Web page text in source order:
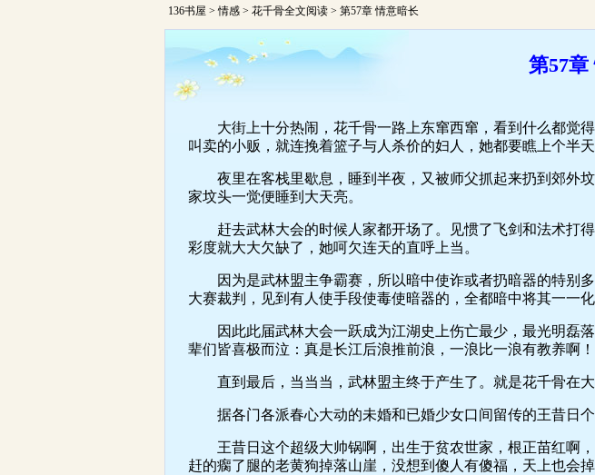
136书屋 >情感 > 花千骨全文阅读 > 第57章 情意暗长
第57章
大街上十分热闹，花千骨一路上东窜西窜，看到什么都觉得
叫卖的小贩，就连挽着篮子与人杀价的妇人，她都要瞧上个半天
夜里在客栈里歇息，睡到半夜，又被师父抓起来扔到郊外坟
家坟头一觉便睡到大天亮。
赶去武林大会的时候人家都开场了。见惯了飞剑和法术打得
彩度就大大欠缺了，她呵欠连天的直呼上当。
因为是武林盟主争霸赛，所以暗中使诈或者扔暗器的特别多
大赛裁判，见到有人使手段使毒使暗器的，全都暗中将其一一化
因此此届武林大会一跃成为江湖史上伤亡最少，最光明磊落
辈们皆喜极而泣：真是长江后浪推前浪，一浪比一浪有教养啊！
直到最后，当当当，武林盟主终于产生了。就是花千骨在大
据各门各派春心大动的未婚和已婚少女口间留传的王昔日个
王昔日这个超级大帅锅啊，出生于贫农世家，根正苗红啊，
赶的瘸了腿的老黄狗掉落山崖，没想到傻人有傻福，天上也会